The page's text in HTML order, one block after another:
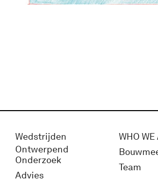
Wedstrijden
Ontwerpend
Onderzoek
Advies
WHO WE
Team